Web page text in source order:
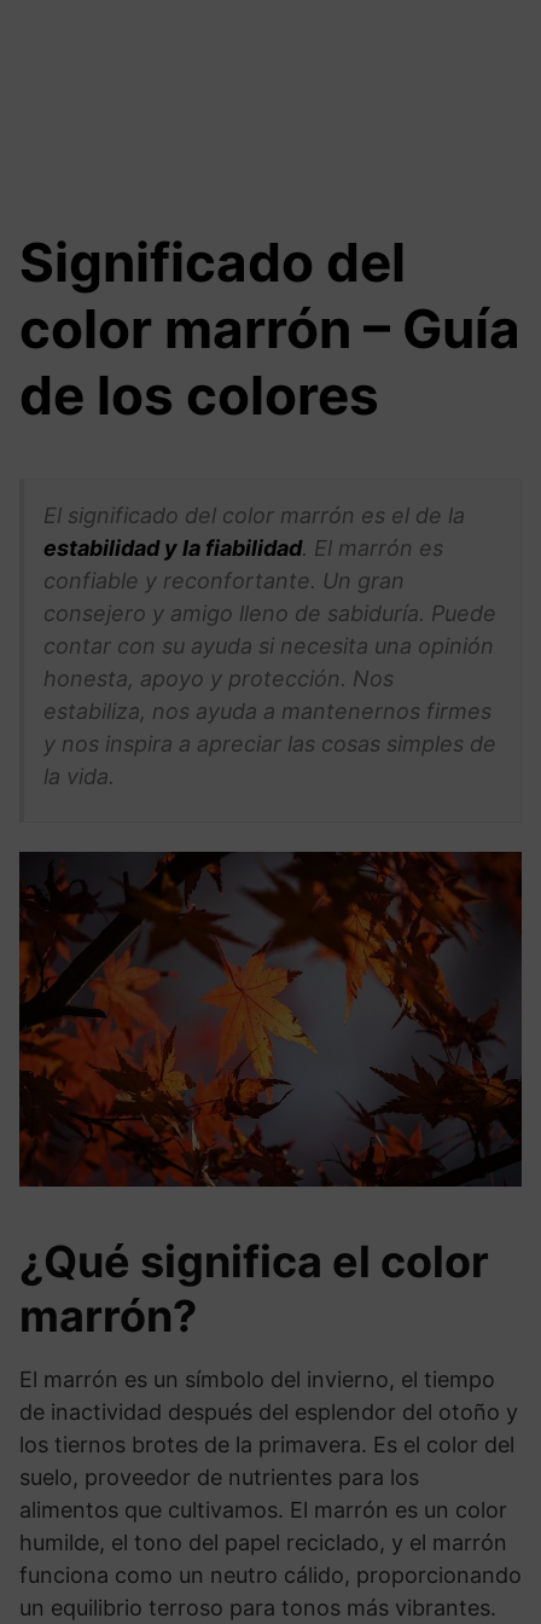
Significado del
color marrón – Guía
de los colores
El significado del color marrón es el de la
estabilidad y la fiabilidad. El marrón es
confiable y reconfortante. Un gran
consejero y amigo lleno de sabiduría. Puede
contar con su ayuda si necesita una opinión
honesta, apoyo y protección. Nos
estabiliza, nos ayuda a mantenernos firmes
y nos inspira a apreciar las cosas simples de
la vida.
¿Qué significa el color
marrón?
El marrón es un símbolo del invierno, el tiempo
de inactividad después del esplendor del otoño y
los tiernos brotes de la primavera. Es el color del
suelo, proveedor de nutrientes para los
alimentos que cultivamos. El marrón es un color
humilde, el tono del papel reciclado, y el marrón
funciona como un neutro cálido, proporcionando
un equilibrio terroso para tonos más vibrantes.